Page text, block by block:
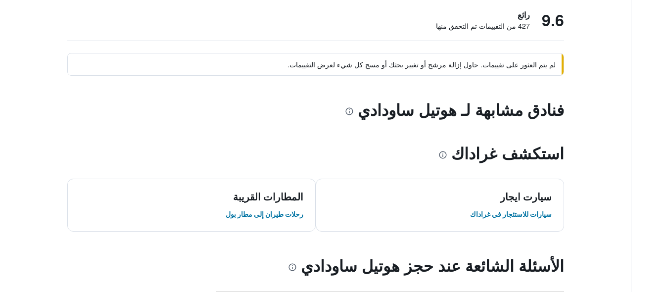
9.6 رائع
427 من التقييمات تم التحقق منها
لم يتم العثور على تقييمات. حاول إزالة مرشح أو تغيير بحثك أو مسح كل شيء لعرض التقييمات.
فنادق مشابهة لـ هوتيل ساودادي
استكشف غراداك
سيارت ايجار
سيارات للاستئجار في غراداك
المطارات القريبة
رحلات طيران إلى مطار بول
الأسئلة الشائعة عند حجز هوتيل ساودادي